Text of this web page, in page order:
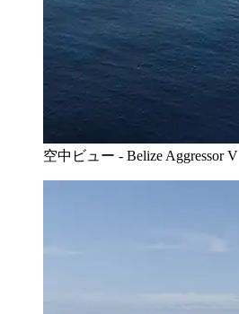
空中ビュー - Belize Aggressor V